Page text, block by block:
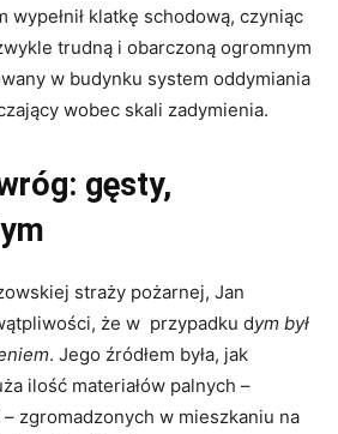
wypełnił klatkę schodową, czyniąc
trudną i obarczoną ogromnym
w budynku system oddymiania
wobec skali zadymienia.
gęsty,
straży pożarnej, Jan
że w przypadku dym był
. Jego źródłem była, jak
ilość materiałów palnych –
zgromadzonych w mieszkaniu na